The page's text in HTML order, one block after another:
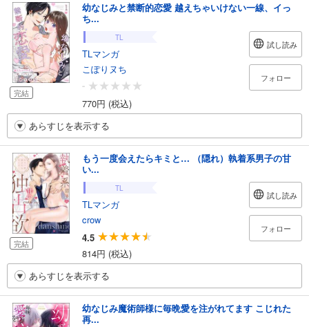
完結
幼なじみと禁断的恋愛 越えちゃいけない一線、イっ
ち...
TL
TLマンガ
こぽりヌち
-
770円 (税込)
試し読み
フォロー
あらすじを表示する
完結
もう一度会えたらキミと… （隠れ）執着系男子の甘
い...
TL
TLマンガ
crow
4.5
814円 (税込)
試し読み
フォロー
あらすじを表示する
幼なじみ魔術師様に毎晩愛を注がれてます こじれた
再...